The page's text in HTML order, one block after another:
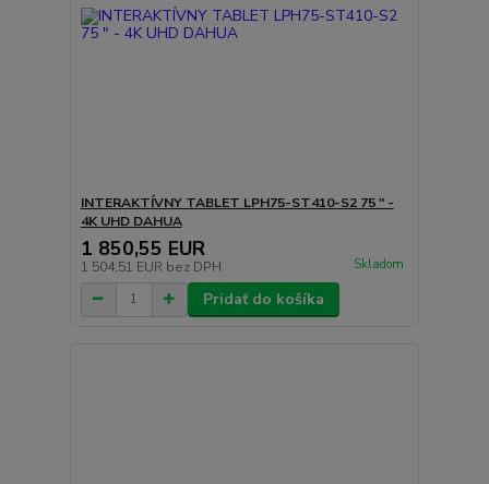
INTERAKTÍVNY TABLET LPH75-ST410-S2 75 " -
4K UHD DAHUA
1 850,55 EUR
1 504,51 EUR bez DPH Skladom
Pridať do košíka